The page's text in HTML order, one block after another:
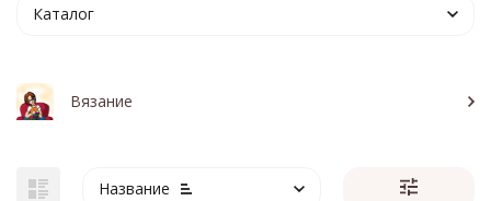
Каталог
Вязание
Название